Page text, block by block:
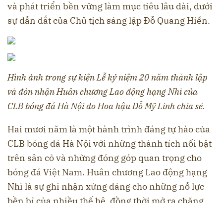
và phát triển bền vững làm mục tiêu lâu dài, dưới
sự dẫn dắt của Chủ tịch sáng lập Đỗ Quang Hiển.
Hình ảnh trong sự kiện Lễ kỷ niệm 20 năm thành lập
và đón nhận Huân chương Lao động hạng Nhì của
CLB bóng đá Hà Nội do Hoa hậu Đỗ Mỹ Linh chia sẻ.
Hai mươi năm là một hành trình đáng tự hào của
CLB bóng đá Hà Nội với những thành tích nổi bật
trên sân cỏ và những đóng góp quan trọng cho
bóng đá Việt Nam. Huân chương Lao động hạng
Nhì là sự ghi nhận xứng đáng cho những nỗ lực